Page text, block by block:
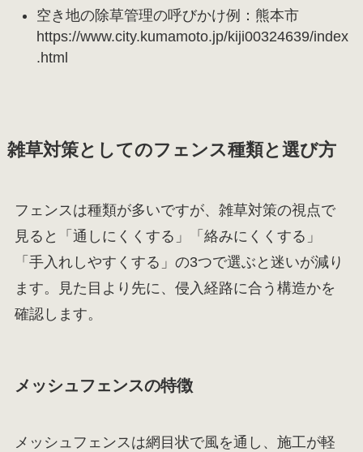
空き地の除草管理の呼びかけ例：熊本市
https://www.city.kumamoto.jp/kiji00324639/index
.html
雑草対策としてのフェンス種類と選び方
フェンスは種類が多いですが、雑草対策の視点で
見ると「通しにくくする」「絡みにくくする」
「手入れしやすくする」の3つで選ぶと迷いが減り
ます。見た目より先に、侵入経路に合う構造かを
確認します。
メッシュフェンスの特徴
メッシュフェンスは網目状で風を通し、施工が軽